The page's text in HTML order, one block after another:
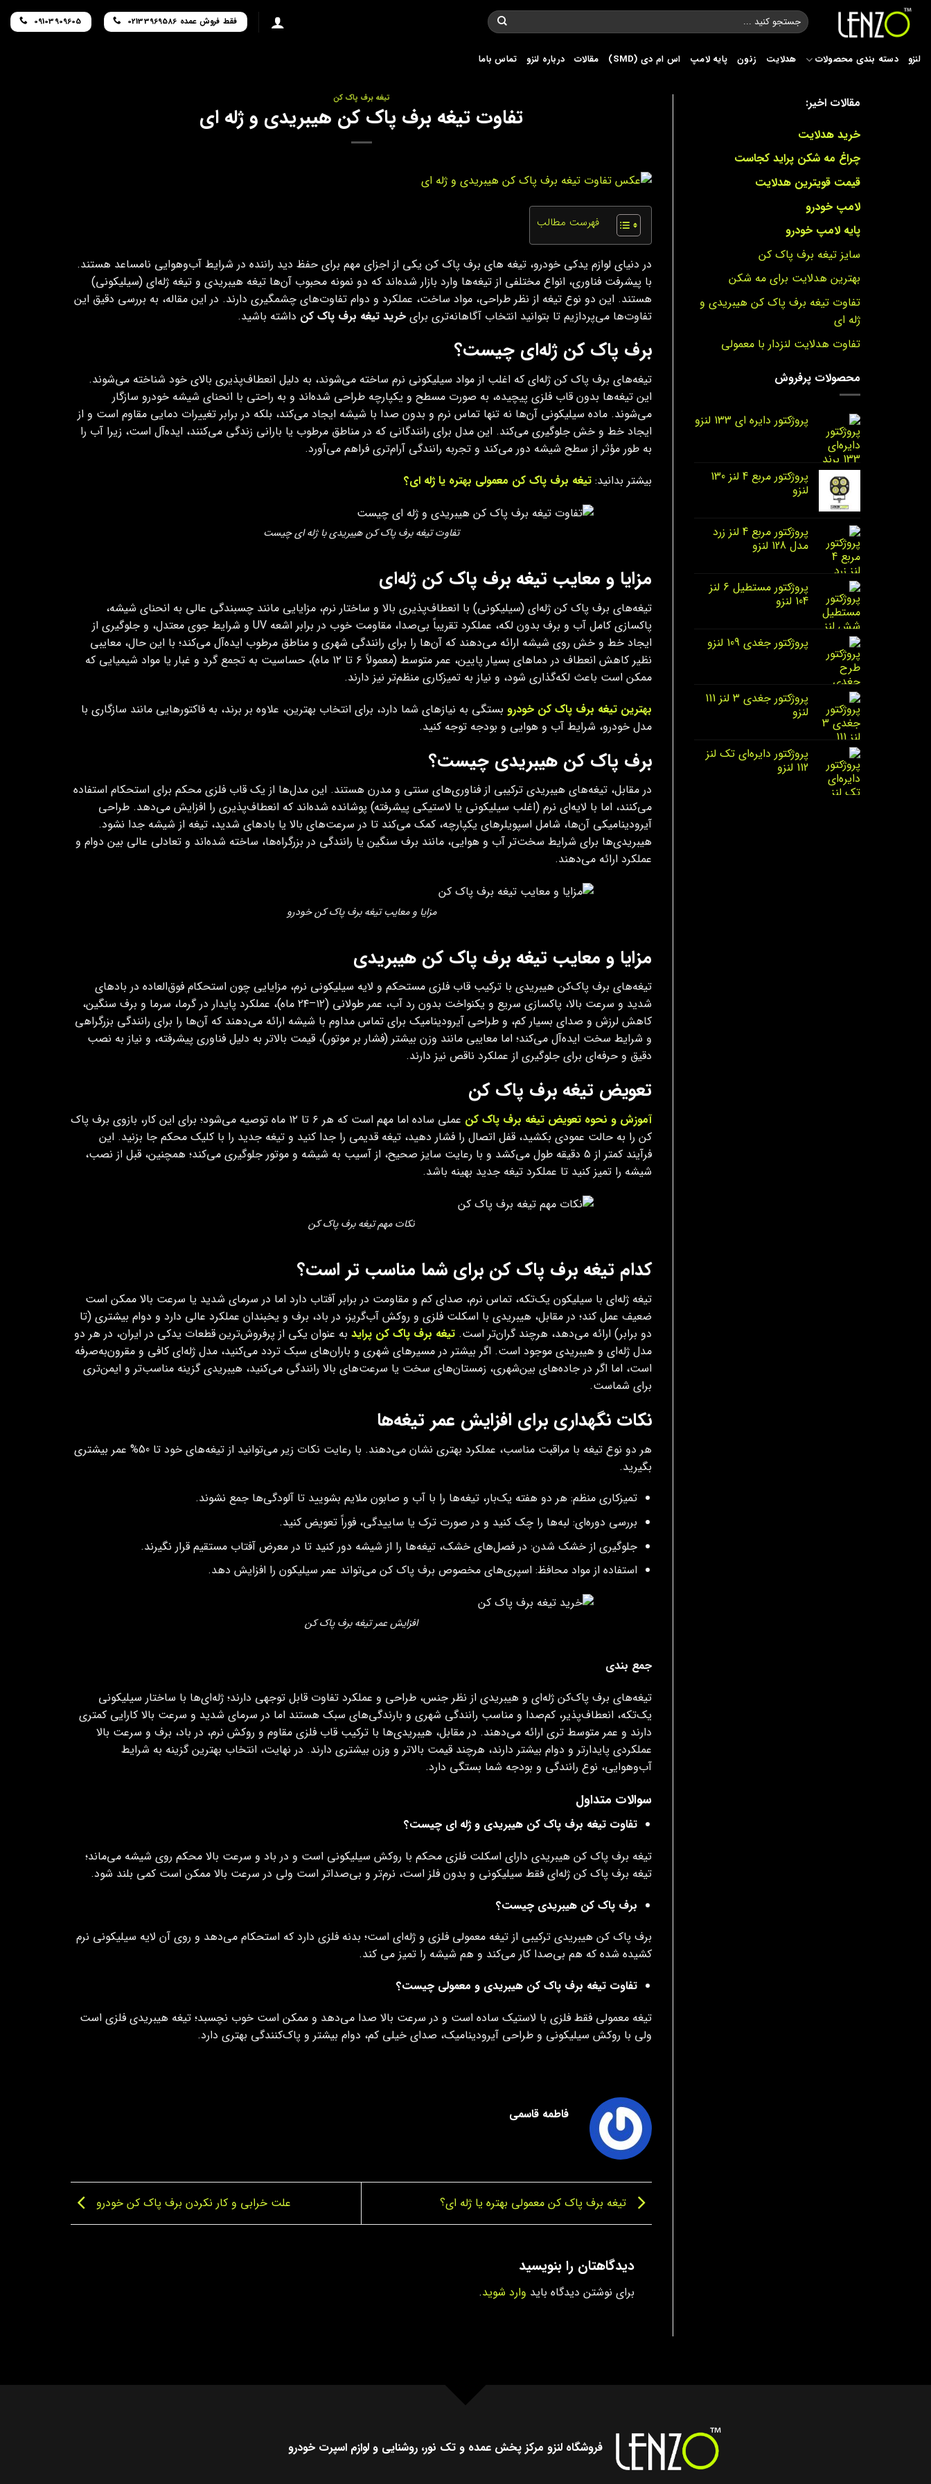
Skip
content
جستجو
برای:
فقط فروش عمده 02133969586 09103909605
لنزو دسته بندی محصولات هدلایت زنون پایه لامپ اس ام دی (SMD) مقالات درباره لنزو تماس باما
مقالات اخیر:
خرید هدلایت
چراغ مه شکن پراید کجاست
قیمت قویترین هدلایت
لامپ خودرو
پایه لامپ خودرو
سایز تیغه برف پاک کن
بهترین هدلایت برای مه شکن
تفاوت تیغه برف پاک کن هیبریدی و
ژله ای
تفاوت هدلایت لنزدار با معمولی
محصولات پرفروش
پروژکتور دایره‌ ای 133 لنزو
پروژکتور مربع 4 لنز 130
لنزو
پروژکتور مربع 4 لنز زرد
مدل 128 لنزو
پروژکتور مستطیل 6 لنز
104 لنزو
پروژکتور جغدی 109 لنزو
پروژکتور جغدی 3 لنز 111
لنزو
پروژکتور دایره‌ای تک لنز
112 لنزو
تیغه برف پاک کن
تفاوت تیغه برف پاک کن هیبریدی و ژله ای
فهرست مطالب
در دنیای لوازم یدکی خودرو، تیغه‌ های برف‌ پاک‌ کن یکی از اجزای مهم برای حفظ دید راننده در شرایط آب‌وهوایی نامساعد هستند.
با پیشرفت فناوری، انواع مختلفی از تیغه‌ها وارد بازار شده‌اند که دو نمونه محبوب آن‌ها تیغه هیبریدی و تیغه ژله‌ای (سیلیکونی)
هستند. این دو نوع تیغه از نظر طراحی، مواد ساخت، عملکرد و دوام تفاوت‌های چشمگیری دارند. در این مقاله، به بررسی دقیق این
تفاوت‌ها می‌پردازیم تا بتوانید انتخاب آگاهانه‌تری برای خرید تیغه برف پاک کن داشته باشید.
برف پاک کن ژله‌ای چیست؟
تیغه‌های برف پاک کن ژله‌ای که اغلب از مواد سیلیکونی نرم ساخته می‌شوند، به دلیل انعطاف‌پذیری بالای خود شناخته می‌شوند.
این تیغه‌ها بدون قاب فلزی پیچیده، به صورت مسطح و یکپارچه طراحی شده‌اند و به راحتی با انحنای شیشه خودرو سازگار
می‌شوند. ماده سیلیکونی آن‌ها نه تنها تماس نرم و بدون صدا با شیشه ایجاد می‌کند، بلکه در برابر تغییرات دمایی مقاوم است و از
ایجاد خط و خش جلوگیری می‌کند. این مدل برای رانندگانی که در مناطق مرطوب یا بارانی زندگی می‌کنند، ایده‌آل است، زیرا آب را
به طور مؤثر از سطح شیشه دور می‌کند و تجربه رانندگی آرام‌تری فراهم می‌آورد.
بیشتر بدانید: تیغه برف‌ پاک کن معمولی بهتره یا ژله ای؟
تفاوت تیغه برف پاک کن هیبریدی با ژله ای چیست
مزایا و معایب تیغه برف پاک کن ژله‌ای
تیغه‌های برف پاک کن ژله‌ای (سیلیکونی) با انعطاف‌پذیری بالا و ساختار نرم، مزایایی مانند چسبندگی عالی به انحنای شیشه،
پاکسازی کامل آب و برف بدون لکه، عملکرد تقریباً بی‌صدا، مقاومت خوب در برابر اشعه UV و شرایط جوی معتدل، و جلوگیری از
ایجاد خط و خش روی شیشه ارائه می‌دهند که آن‌ها را برای رانندگی شهری و مناطق مرطوب ایده‌آل می‌کند؛ با این حال، معایبی
نظیر کاهش انعطاف در دماهای بسیار پایین، عمر متوسط (معمولاً ۶ تا ۱۲ ماه)، حساسیت به تجمع گرد و غبار یا مواد شیمیایی که
ممکن است باعث لکه‌گذاری شود، و نیاز به تمیزکاری منظم‌تر نیز دارند.
بهترین تیغه برف پاک کن خودرو بستگی به نیازهای شما دارد، برای انتخاب بهترین، علاوه بر برند، به فاکتورهایی مانند سازگاری با
مدل خودرو، شرایط آب و هوایی و بودجه توجه کنید.
برف پاک کن هیبریدی چیست؟
در مقابل، تیغه‌های هیبریدی ترکیبی از فناوری‌های سنتی و مدرن هستند. این مدل‌ها از یک قاب فلزی محکم برای استحکام استفاده
می‌کنند، اما با لایه‌ای نرم (اغلب سیلیکونی یا لاستیکی پیشرفته) پوشانده شده‌اند که انعطاف‌پذیری را افزایش می‌دهد. طراحی
آیرودینامیکی آن‌ها، شامل اسپویلرهای یکپارچه، کمک می‌کند تا در سرعت‌های بالا یا بادهای شدید، تیغه از شیشه جدا نشود.
هیبریدی‌ها برای شرایط سخت‌تر آب و هوایی، مانند برف سنگین یا رانندگی در بزرگراه‌ها، ساخته شده‌اند و تعادلی عالی بین دوام و
عملکرد ارائه می‌دهند.
مزایا و معایب تیغه برف پاک کن خودرو
مزایا و معایب تیغه برف پاک کن هیبریدی
تیغه‌های برف پاک‌کن هیبریدی با ترکیب قاب فلزی مستحکم و لایه سیلیکونی نرم، مزایایی چون استحکام فوق‌العاده در بادهای
شدید و سرعت بالا، پاکسازی سریع و یکنواخت بدون رد آب، عمر طولانی (۱۲–۲۴ ماه)، عملکرد پایدار در گرما، سرما و برف سنگین،
کاهش لرزش و صدای بسیار کم، و طراحی آیرودینامیک برای تماس مداوم با شیشه ارائه می‌دهند که آن‌ها را برای رانندگی بزرگراهی
و شرایط سخت ایده‌آل می‌کند؛ اما معایبی مانند وزن بیشتر (فشار بر موتور)، قیمت بالاتر به دلیل فناوری پیشرفته، و نیاز به نصب
دقیق و حرفه‌ای برای جلوگیری از عملکرد ناقص نیز دارند.
تعویض تیغه برف پاک کن
آموزش و نحوه تعویض تیغه برف پاک کن
عملی ساده اما مهم است که هر ۶ تا ۱۲ ماه توصیه می‌شود؛ برای این کار، بازوی برف پاک
کن را به حالت عمودی بکشید، قفل اتصال را فشار دهید، تیغه قدیمی را جدا کنید و تیغه جدید را با کلیک محکم جا بزنید. این
فرآیند کمتر از ۵ دقیقه طول می‌کشد و با رعایت سایز صحیح، از آسیب به شیشه و موتور جلوگیری می‌کند؛ همچنین، قبل از نصب،
شیشه را تمیز کنید تا عملکرد تیغه جدید بهینه باشد.
نکات مهم تیغه برف پاک کن
کدام تیغه برف پاک کن برای شما مناسب‌ تر است؟
تیغه ژله‌ای با سیلیکون یک‌تکه، تماس نرم، صدای کم و مقاومت در برابر آفتاب دارد اما در سرمای شدید یا سرعت بالا ممکن است
ضعیف عمل کند؛ در مقابل، هیبریدی با اسکلت فلزی و روکش آب‌گریز، در باد، برف و یخبندان عملکرد عالی دارد و دوام بیشتری (تا
دو برابر) ارائه می‌دهد، هرچند گران‌تر است. تیغه برف پاک کن پراید به عنوان یکی از پرفروش‌ترین قطعات یدکی در ایران، در هر دو
مدل ژله‌ای و هیبریدی موجود است. اگر بیشتر در مسیرهای شهری و باران‌های سبک تردد می‌کنید، مدل ژله‌ای کافی و مقرون‌به‌صرفه
است، اما اگر در جاده‌های بین‌شهری، زمستان‌های سخت یا سرعت‌های بالا رانندگی می‌کنید، هیبریدی گزینه مناسب‌تر و ایمن‌تری
برای شماست.
نکات نگهداری برای افزایش عمر تیغه‌ها
هر دو نوع تیغه با مراقبت مناسب، عملکرد بهتری نشان می‌دهند. با رعایت نکات زیر می‌توانید از تیغه‌های خود تا 50% عمر بیشتری
بگیرید.
تمیزکاری منظم: هر دو هفته یک‌بار، تیغه‌ها را با آب و صابون ملایم بشویید تا آلودگی‌ها جمع نشوند.
بررسی دوره‌ای: لبه‌ها را چک کنید و در صورت ترک یا ساییدگی، فوراً تعویض کنید.
جلوگیری از خشک شدن: در فصل‌های خشک، تیغه‌ها را از شیشه دور کنید تا در معرض آفتاب مستقیم قرار نگیرند.
استفاده از مواد محافظ: اسپری‌های مخصوص برف پاک کن می‌تواند عمر سیلیکون را افزایش دهد.
افزایش عمر تیغه برف پاک کن
جمع بندی
تیغه‌های برف‌ پاک‌کن ژله‌ای و هیبریدی از نظر جنس، طراحی و عملکرد تفاوت قابل‌ توجهی دارند؛ ژله‌ای‌ها با ساختار سیلیکونی
یک‌تکه، انعطاف‌پذیر، کم‌صدا و مناسب رانندگی شهری و بارندگی‌های سبک هستند اما در سرمای شدید و سرعت‌ بالا کارایی کمتری
دارند و عمر متوسط‌ تری ارائه می‌دهند. در مقابل، هیبریدی‌ها با ترکیب قاب فلزی مقاوم و روکش نرم، در باد، برف و سرعت‌ بالا
عملکردی پایدارتر و دوام بیشتر دارند، هرچند قیمت بالاتر و وزن بیشتری دارند. در نهایت، انتخاب بهترین گزینه به شرایط
آب‌وهوایی، نوع رانندگی و بودجه شما بستگی دارد.
سوالات متداول
تفاوت تیغه برف پاک کن هیبریدی و ژله ای چیست؟
تیغه برف پاک کن هیبریدی دارای اسکلت فلزی محکم با روکش سیلیکونی است و در باد و سرعت بالا محکم روی شیشه می‌ماند؛
تیغه برف پاک کن ژله‌ای فقط سیلیکونی و بدون فلز است، نرم‌تر و بی‌صداتر است ولی در سرعت بالا ممکن است کمی بلند شود.
برف پاک کن هیبریدی چیست؟
برف پاک کن هیبریدی ترکیبی از تیغه معمولی فلزی و ژله‌ای است؛ بدنه فلزی دارد که استحکام می‌دهد و روی آن لایه سیلیکونی نرم
کشیده شده که هم بی‌صدا کار می‌کند و هم شیشه را تمیز می‌ کند.
تفاوت تیغه برف پاک کن هیبریدی و معمولی چیست؟
تیغه معمولی فقط فلزی با لاستیک ساده است و در سرعت بالا صدا می‌دهد و ممکن است خوب نچسبد؛ تیغه هیبریدی فلزی است
ولی با روکش سیلیکونی و طراحی آیرودینامیک، صدای خیلی کم، دوام بیشتر و پاک‌کنندگی بهتری دارد.
فاطمه قاسمی
تیغه برف‌ پاک کن معمولی بهتره یا ژله ای؟ علت خرابی و کار نکردن برف پاک کن خودرو
دیدگاهتان را بنویسید
برای نوشتن دیدگاه باید وارد شوید.
فروشگاه لنزو مرکز پخش عمده و تک نور، روشنایی و لوازم اسپرت خودرو